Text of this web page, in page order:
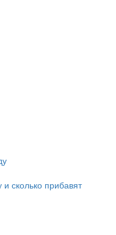
сколько прибавят